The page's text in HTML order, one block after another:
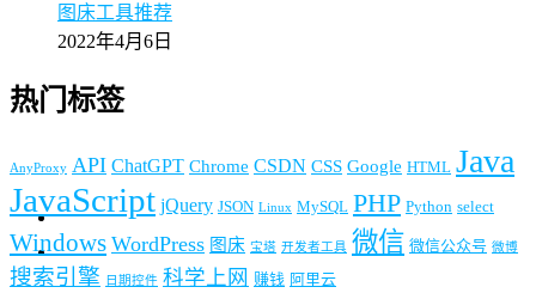
图床工具推荐
2022年4月6日
热门标签
AnyProxy API ChatGPT Chrome CSDN CSS Google HTML Java
JavaScript jQuery JSON Linux MySQL PHP Python select
Windows WordPress 图床 宝塔 开发者工具 微信 微信公众号 微博
搜索引擎 日期控件 科学上网 赚钱 阿里云